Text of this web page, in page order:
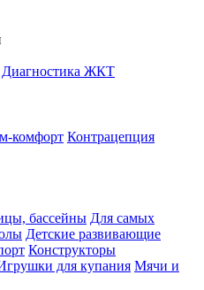
Диагностика ЖКТ
комфорт Контрацепция
бассейны Для самых
Детские развивающие
Конструкторы
для купания Мячи и